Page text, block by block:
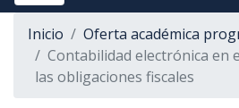
Inicio
Oferta académica
Contabilidad electrónica en
las obligaciones fiscales